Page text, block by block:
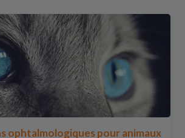
ophtalmologiques pour animaux